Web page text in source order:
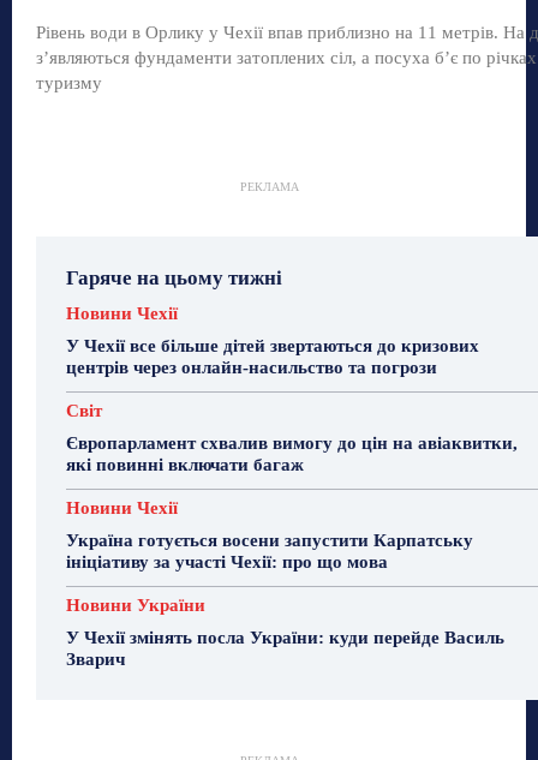
Рівень води в Орлику у Чехії впав приблизно на 11 метрів. На
з’являються фундаменти затоплених сіл, а посуха б’є по річках
туризму
РЕКЛАМА
Гаряче на цьому тижні
Новини Чехії
У Чехії все більше дітей звертаються до кризових
центрів через онлайн-насильство та погрози
Світ
Європарламент схвалив вимогу до цін на авіаквитки,
які повинні включати багаж
Новини Чехії
Україна готується восени запустити Карпатську
ініціативу за участі Чехії: про що мова
Новини України
У Чехії змінять посла України: куди перейде Василь
Зварич